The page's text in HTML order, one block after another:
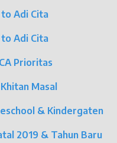
to Adi Cita
to Adi Cita
Prioritas
Masal
& Kindergaten
2019 & Tahun Baru